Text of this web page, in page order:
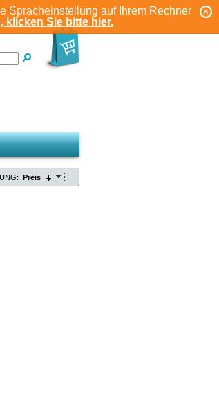
Spracheinstellung auf Ihrem Rechner
klicken Sie bitte hier.
KONTO
Preis